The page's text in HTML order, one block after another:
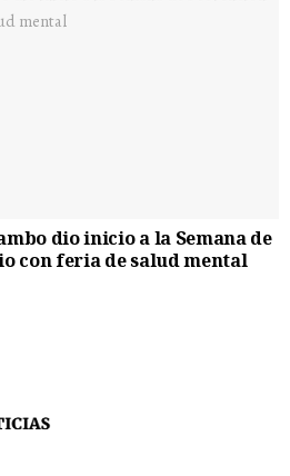
dio inicio a la Semana de
con feria de salud mental